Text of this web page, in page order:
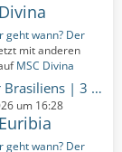
geht wann? Der
mit anderen
MSC Divina
00:00 – Donnerstag, 11. März 2027, 00:00)
um 16:28
geht wann? Der